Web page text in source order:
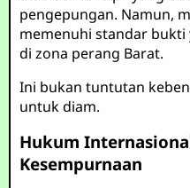
pengepungan. Namun,
memenuhi standar
di zona perang Barat.
Ini bukan tuntutan
untuk diam.
Hukum
Kesempurnaan